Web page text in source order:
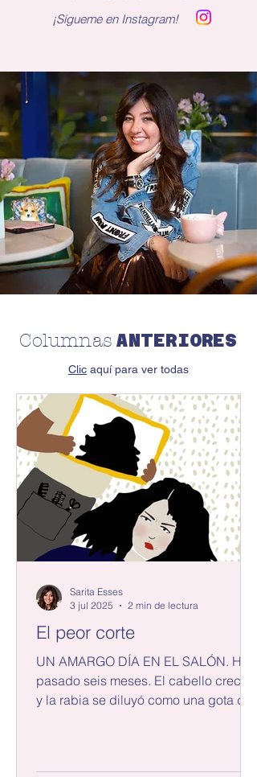
¡Sígueme en Instagram!
Columnas ANTERIORES
Clic aquí para ver todas
El peor corte
UN AMARGO DÍA EN EL SALÓN. Han
pasado seis meses. El cabello creció
y la rabia se diluyó como una gota de
Sarita Esses
3 jul 2025
2 min de lectura